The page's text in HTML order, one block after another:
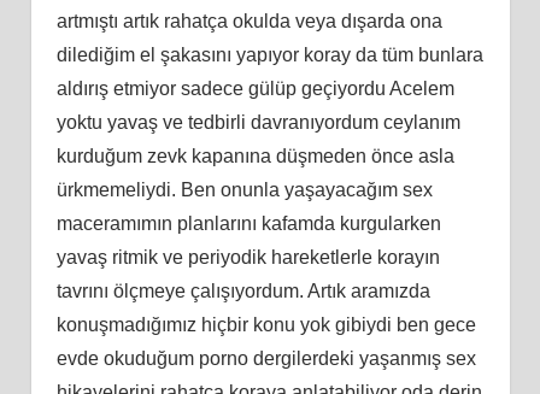
artmıştı artık rahatça okulda veya dışarda ona
dilediğim el şakasını yapıyor koray da tüm bunlara
aldırış etmiyor sadece gülüp geçiyordu Acelem
yoktu yavaş ve tedbirli davranıyordum ceylanım
kurduğum zevk kapanına düşmeden önce asla
ürkmemeliydi. Ben onunla yaşayacağım sex
maceramımın planlarını kafamda kurgularken
yavaş ritmik ve periyodik hareketlerle korayın
tavrını ölçmeye çalışıyordum. Artık aramızda
konuşmadığımız hiçbir konu yok gibiydi ben gece
evde okuduğum porno dergilerdeki yaşanmış sex